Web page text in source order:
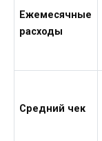
Ежемесячные
расходы
Средний чек